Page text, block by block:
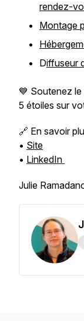
rendez-
Montage
Diffuseur
💙 Soutenez
5 étoiles sur
🔗 En savoir
• Site
• LinkedIn
Julie